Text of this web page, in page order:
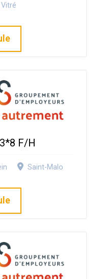
Vitré
F/H
Saint-Malo